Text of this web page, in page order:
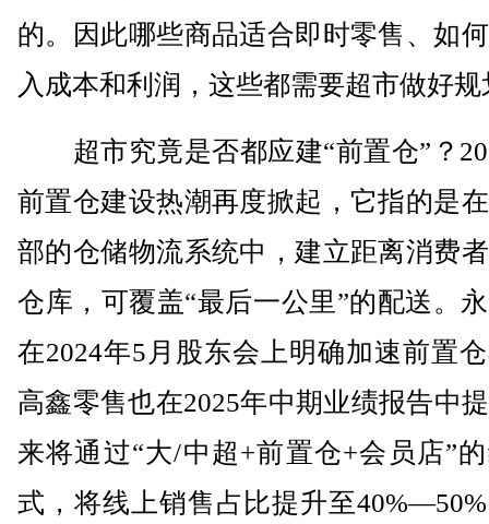
的。因此哪些商品适合即时零售、如
入成本和利润，这些都需要超市做好规
超市究竟是否都应建“前置仓”？
前置仓建设热潮再度掀起，它指的是
部的仓储物流系统中，建立距离消费
仓库，可覆盖“最后一公里”的配送。
在2024年5月股东会上明确加速前置
高鑫零售也在2025年中期业绩报告中
来将通过“大/中超+前置仓+会员店”
式，将线上销售占比提升至